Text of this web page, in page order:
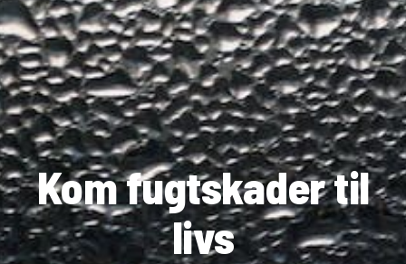
Kom fugtskader til
livs